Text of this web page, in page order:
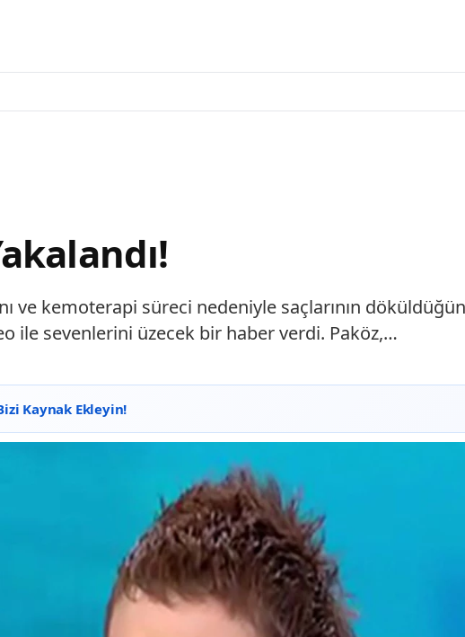
ve kemoterapi süreci nedeniyle saçlarının
ile sevenlerini üzecek bir haber verdi. Paköz,…
Kaynak Ekleyin!